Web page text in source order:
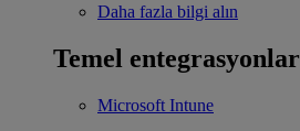
Daha fazla bilgi alın
Temel entegrasyonlar
Microsoft Intune